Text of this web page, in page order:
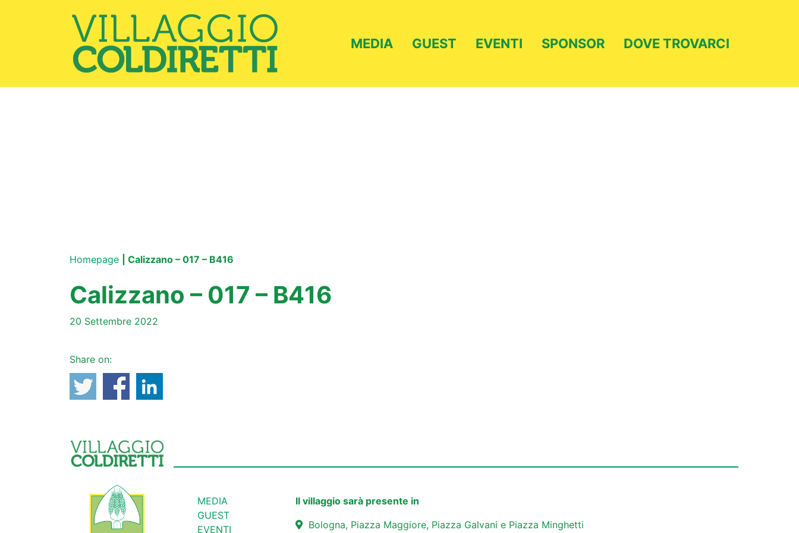
MEDIA GUEST EVENTI SPONSOR DOVE TROVARCI
Homepage | Calizzano – 017 – B416
Calizzano – 017 – B416
20 Settembre 2022
Share on:
MEDIA
GUEST
EVENTI
Il villaggio sarà presente in
Bologna, Piazza Maggiore, Piazza Galvani e Piazza Minghetti